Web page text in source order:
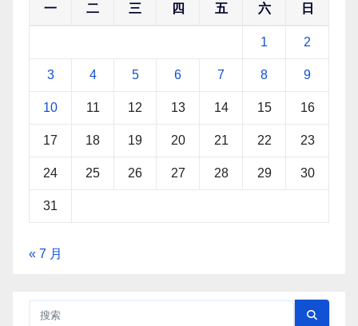
一 二 三 四 五 六 日
1 2
3 4 5 6 7 8 9
10 11 12 13 14 15 16
17 18 19 20 21 22 23
24 25 26 27 28 29 30
31
« 7 月